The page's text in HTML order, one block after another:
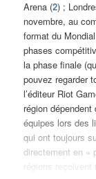
Arena (2) ;
novembre, au
format du
phases
la phase finale
pouvez regarder
l’éditeur Riot
région
équipes lors des
qui ont toujours
directement en «
régions reçoivent